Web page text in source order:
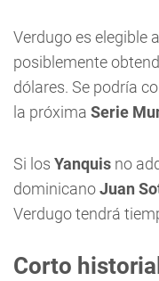
Verdugo es elegible
posiblemente
dólares. Se podría
la próxima Serie
Si los Yanquis no
dominicanoJuan
Verdugo tendrá
Corto